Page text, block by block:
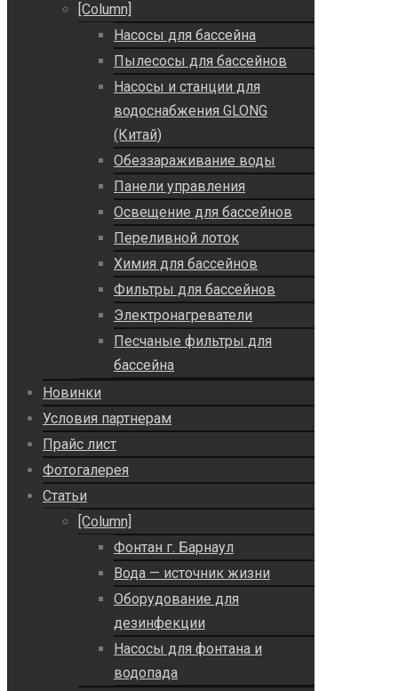
[Column]
Насосы для бассейна
Пылесосы для бассейнов
Насосы и станции для
водоснабжения GLONG
(Китай)
Обеззараживание воды
Панели управления
Освещение для бассейнов
Переливной лоток
Химия для бассейнов
Фильтры для бассейнов
Электронагреватели
Песчаные фильтры для
бассейна
Новинки
Условия партнерам
Прайс лист
Фотогалерея
Статьи
[Column]
Фонтан г. Барнаул
Вода — источник жизни
Оборудование для
дезинфекции
Насосы для фонтана и
водопада